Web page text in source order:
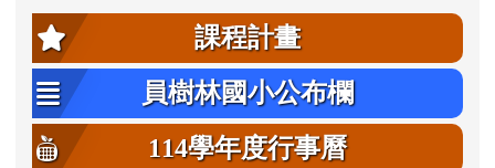
左邊區域內容
課程計畫
員樹林國小公布欄
114學年度行事曆